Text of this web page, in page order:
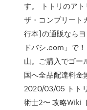
す。 トトリのア
ザ・コンプリー
行本]の通販なら
ドバシ.com」で
山。ご購入でゴー
国へ全品配達料金
2020/03/05 トト
術士2〜 攻略Wiki